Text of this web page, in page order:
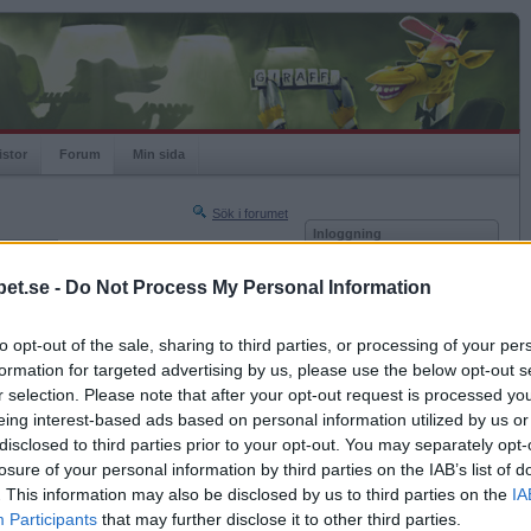
- Do Not Process My Personal Information
opt-out of the sale, sharing to third parties, or processing of your
for targeted advertising by us, please use the below opt-out
selection. Please note that after your opt-out request is processed
interest-based ads based on personal information utilized by us
to third parties prior to your opt-out. You may separately
of your personal information by third parties on the IAB’s list of
This information may also be disclosed by us to third parties on the
Participants that may further disclose it to other third parties.
Forum Min sida
Sök i forumet
Nästa sida »
2006-11-28 11:26
Inloggning
Kom ihåg mig
Glömt ditt lösenord?
Få ny aktiveringslänk
Betapet är gratis!